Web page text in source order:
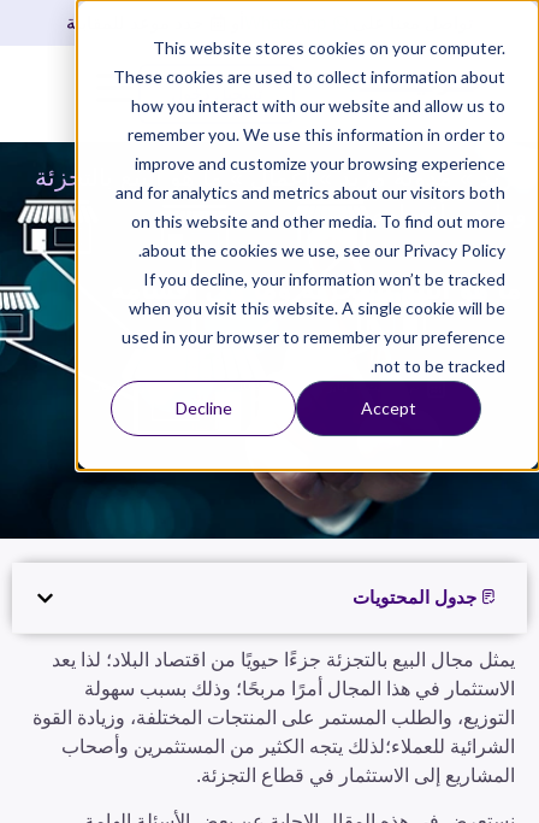
This website stores cookies on your computer.
These cookies are used to collect information about
how you interact with our website and allow us to
remember you. We use this information in order to
improve and customize your browsing experience
and for analytics and metrics about our visitors both
on this website and other media. To find out more
about the cookies we use, see our Privacy Policy.
If you decline, your information won’t be tracked
when you visit this website. A single cookie will be
used in your browser to remember your preference
not to be tracked.
Accept
Decline
حدد موعد للمقابلة
ما هو البيع بالتجزئة وما هي أقسامه
مزيد»مدونة مزيد» أعمال»ما هو البيع بالتجزئة
وما هي أقسامه
فريق مزيد للأعمال
يمثل مجال البيع بالتجزئة جزءًا حيويًا من اقتصاد البلاد؛ لذا يعد
الاستثمار في هذا المجال أمرًا مربحًا؛ وذلك بسبب سهولة
التوزيع، والطلب المستمر على المنتجات المختلفة، وزيادة القوة
الشرائية للعملاء؛لذلك يتجه الكثير من المستثمرين وأصحاب
المشاريع إلى الاستثمار في قطاع التجزئة.
جدول المحتويات